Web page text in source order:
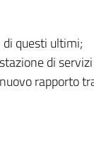
questi ultimi;
di
rapporto